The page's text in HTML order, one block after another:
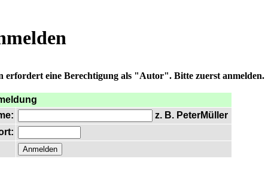
erfordert eine Berechtigung als "Autor". Bitte zuerst anmelden.
z. B. PeterMüller